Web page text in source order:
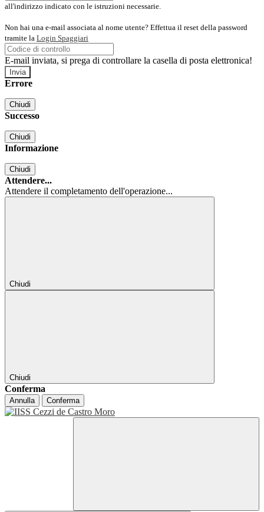
all'indirizzo indicato con le istruzioni necessarie.
Non hai una e-mail associata al nome utente? Effettua il reset della password
tramite la Login Spaggiari
E-mail inviata, si prega di controllare la casella di posta elettronica!
Errore
Chiudi
Successo
Chiudi
Informazione
Chiudi
Attendere...
Attendere il completamento dell'operazione...
Chiudi
Chiudi
Conferma
Annulla Conferma